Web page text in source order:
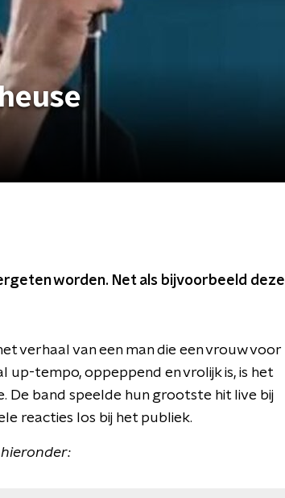
worden. Net als bijvoorbeeld deze
verhaal van een man die een vrouw voor
up-tempo, oppeppend en vrolijk is, is het
De band speelde hun grootste hit live bij
reacties los bij het publiek.
hieronder: